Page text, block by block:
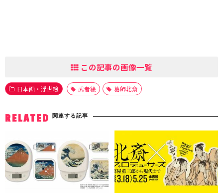
この記事の画像一覧
日本画・浮世絵 武者絵 葛飾北斎
RELATED 関連する記事